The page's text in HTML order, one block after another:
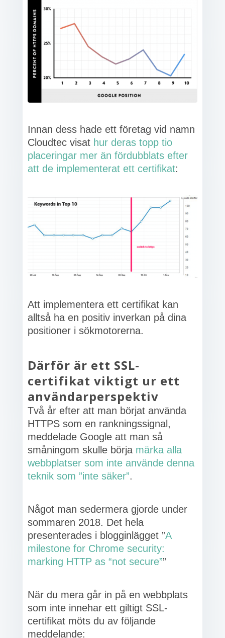
Innan dess hade ett företag vid namn
Cloudtec visat hur deras topp tio
placeringar mer än fördubblats efter
att de implementerat ett certifikat:
Att implementera ett certifikat kan
alltså ha en positiv inverkan på dina
positioner i sökmotorerna.
Därför är ett SSL-
certifikat viktigt ur ett
användarperspektiv
Två år efter att man börjat använda
HTTPS som en rankningssignal,
meddelade Google att man så
småningom skulle börja märka alla
webbplatser som inte använde denna
teknik som ”inte säker”.
Något man sedermera gjorde under
sommaren 2018. Det hela
presenterades i blogginlägget ”A
milestone for Chrome security:
marking HTTP as “not secure””
När du mera går in på en webbplats
som inte innehar ett giltigt SSL-
certifikat möts du av följande
meddelande: